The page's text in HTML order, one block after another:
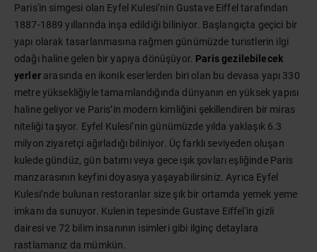
Paris'in simgesi olan Eyfel Kulesi’nin Gustave Eiffel tarafından
1887-1889 yıllarında inşa edildiği biliniyor. Başlangıçta geçici bir
yapı olarak tasarlanmasına rağmen günümüzde turistlerin ilgi
odağı haline gelen bir yapıya dönüşüyor. Paris gezilebilecek
yerlerarasında en ikonik eserlerden biri olan bu devasa yapı 330
metre yüksekliğiyle tamamlandığında dünyanın en yüksek yapısı
haline geliyor ve Paris’in modern kimliğini şekillendiren bir miras
niteliği taşıyor. Eyfel Kulesi’nin günümüzde yılda yaklaşık 6.3
milyon ziyaretçi ağırladığı biliniyor. Üç farklı seviyeden oluşan
kulede gündüz, gün batımı veya gece ışık şovları eşliğinde Paris
manzarasının keyfini doyasıya yaşayabilirsiniz. Ayrıca Eyfel
Kulesi’nde bulunan restoranlar size şık bir ortamda yemek yeme
imkanı da sunuyor. Kulenin tepesinde Gustave Eiffel'in gizli
dairesi ve 72 bilim insanının isimleri gibi ilginç detaylara
rastlamanız da mümkün.